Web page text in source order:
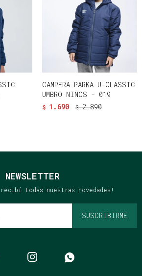
CAMPERA PARKA U-CLASSIC
UMBRO NIÑOS - 019
$ 1.690 $ 2.890
NEWSLETTER
todas nuestras novedades!
SUSCRIBIRME
 